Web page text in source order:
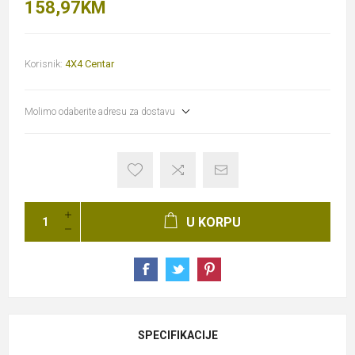
158,97KM
Korisnik: 4X4 Centar
Molimo odaberite adresu za dostavu
U KORPU
SPECIFIKACIJE